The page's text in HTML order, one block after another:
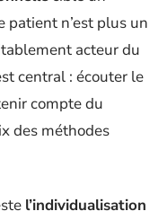
patient n’est plus un
acteur du
central : écouter le
compte du
des méthodes
l’individualisation